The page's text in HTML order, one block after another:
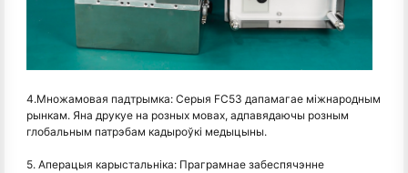
4.Множамовая падтрымка: Серыя FC53 дапамагае міжнародным
рынкам. Яна друкуе на розных мовах, адпавядаючы розным
глобальным патрэбам кадыроўкі медыцыны.
5. Аперацыя карыстальніка: Праграмнае забеспячэнне